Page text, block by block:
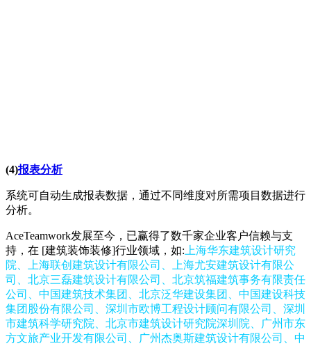
(4)报表分析
系统可自动生成报表数据，通过不同维度对所需项目数据进行
分析。
AceTeamwork发展至今，已赢得了数千家企业客户信赖与支
持，在 [建筑装饰装修]行业领域，如: 上海华东建筑设计研究
院、上海联创建筑设计有限公司、上海尤安建筑设计有限公
司、北京三磊建筑设计有限公司、北京筑福建筑事务有限责任
公司、中国建筑技术集团、北京泛华建设集团、中国建设科技
集团股份有限公司、深圳市欧博工程设计顾问有限公司、深圳
市建筑科学研究院、北京市建筑设计研究院深圳院、广州市东
方文旅产业开发有限公司、广州杰奥斯建筑设计有限公司、中